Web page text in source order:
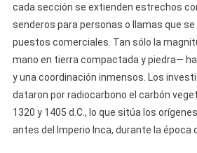
cada sección se extienden estrechos
senderos para personas o llamas que
puestos comerciales. Tan sólo la
mano en tierra compactada y piedra—
y una coordinación inmensos. Los
dataron por radiocarbono el carbón
1320 y 1405 d.C., lo que sitúa los
antes del Imperio Inca, durante la época